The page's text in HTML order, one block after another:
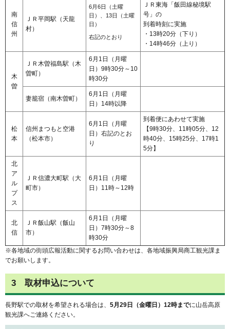
南
信
州
ＪＲ平岡駅（天龍
村）
6月6日（土曜
日）、13日（土曜
日）
右記のとおり
ＪＲ東海「飯田線秘境駅
号」の
到着時刻に実施
・13時20分（下り）
・14時46分（上り）
木
曽
ＪＲ木曽福島駅（木
曽町）
6月1日（月曜
日）9時30分～10
時30分
妻籠宿（南木曽町）
6月1日（月曜
日）14時以降
松
本
信州まつもと空港
（松本市）
6月1日（月曜
日）右記のとお
り
到着便にあわせて実施
【9時30分、11時05分、12
時40分、15時25分、17時1
5分】
北
ア
ル
プ
ス
ＪＲ信濃大町駅（大
町市）
6月1日（月曜
日）11時～12時
北
信
ＪＲ飯山駅（飯山
市）
6月1日（月曜
日）7時30分～8
時30分
※各地域の街頭広報活動に関するお問い合わせは、各地域振興局商工観光課ま
でお願いします。
3 取材申込について
長野駅での取材を希望される場合は、 5月29日（金曜日）12時までに山岳高原
観光課へご連絡ください。